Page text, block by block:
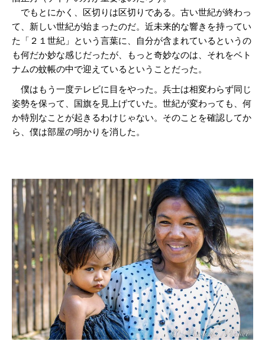
でもとにかく、区切りは区切りである。古い世紀が終わっ
て、新しい世紀が始まったのだ。近未来的な響きを持ってい
た「２１世紀」という言葉に、自分が含まれているというの
も何だか妙な感じだったが、もっと奇妙なのは、それをベト
ナムの蚊帳の中で迎えているということだった。
僕はもう一度テレビに目をやった。兵士は相変わらず同じ
姿勢を保って、国旗を見上げていた。世紀が変わっても、何
か特別なことが起きるわけじゃない。そのことを確認してか
ら、僕は部屋の明かりを消した。